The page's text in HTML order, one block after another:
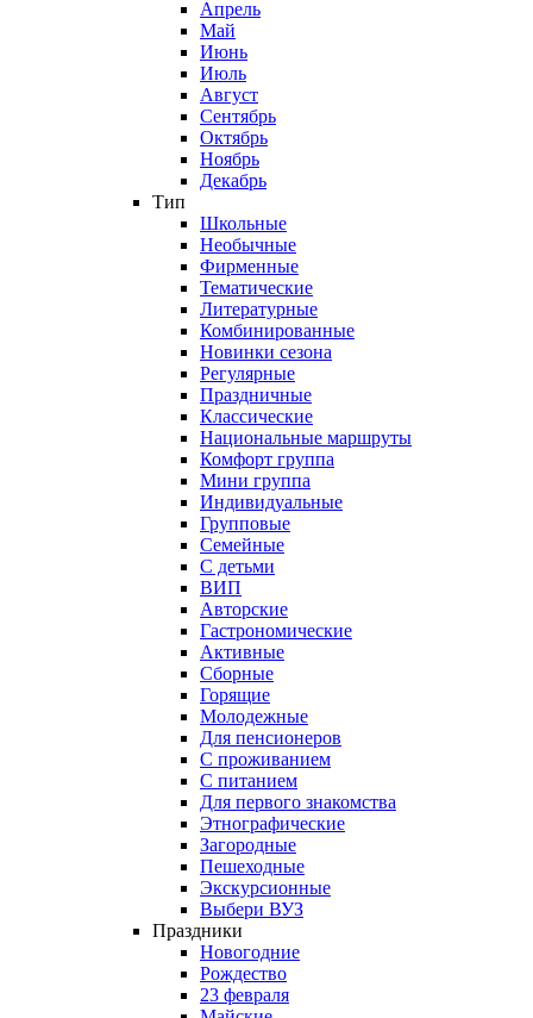
Апрель
Май
Июнь
Июль
Август
Сентябрь
Октябрь
Ноябрь
Декабрь
Тип
Школьные
Необычные
Фирменные
Тематические
Литературные
Комбинированные
Новинки сезона
Регулярные
Праздничные
Классические
Национальные маршруты
Комфорт группа
Мини группа
Индивидуальные
Групповые
Семейные
С детьми
ВИП
Авторские
Гастрономические
Активные
Сборные
Горящие
Молодежные
Для пенсионеров
С проживанием
С питанием
Для первого знакомства
Этнографические
Загородные
Пешеходные
Экскурсионные
Выбери ВУЗ
Праздники
Новогодние
Рождество
23 февраля